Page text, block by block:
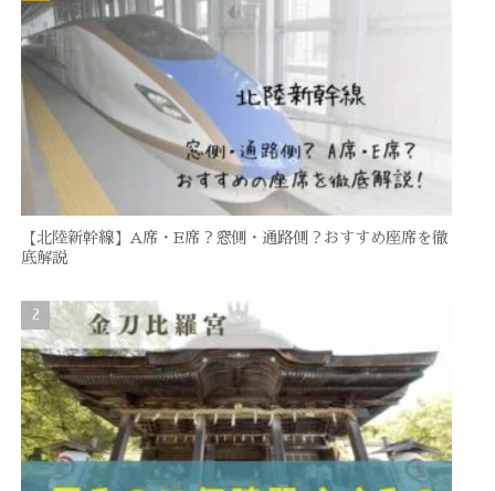
【北陸新幹線】A席・E席？窓側・通路側？おすすめ座席を徹
底解説